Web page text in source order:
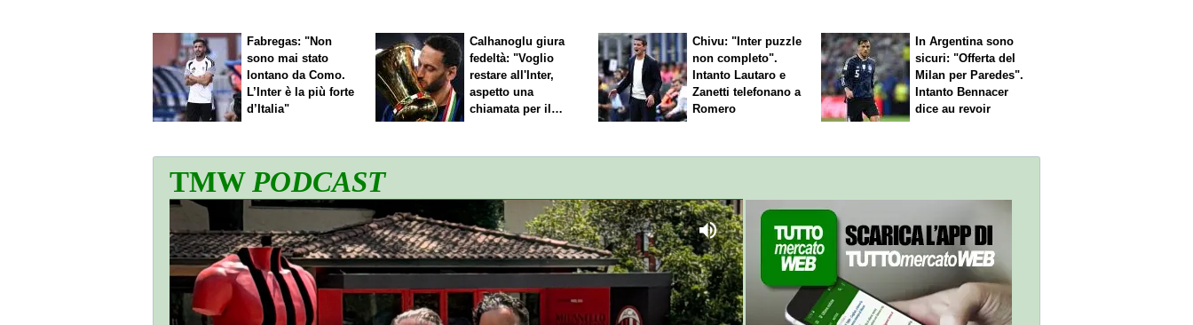
Fabregas: "Non
sono mai stato
lontano da Como.
L’Inter è la più forte
d’Italia"
Calhanoglu giura
fedeltà: "Voglio
restare all'Inter,
aspetto una
chiamata per il
Chivu: "Inter puzzle
non completo".
Intanto Lautaro e
Zanetti telefonano a
Romero
In Argentina sono
sicuri: "Offerta del
Milan per Paredes".
Intanto Bennacer
diceau revoir
TMWPODCAST